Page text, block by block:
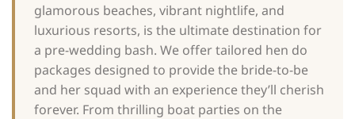
glamorous beaches, vibrant nightlife, and
luxurious resorts, is the ultimate destination for
a pre-wedding bash. We offer tailored hen do
packages designed to provide the bride-to-be
and her squad with an experience they’ll cherish
forever. From thrilling boat parties on the